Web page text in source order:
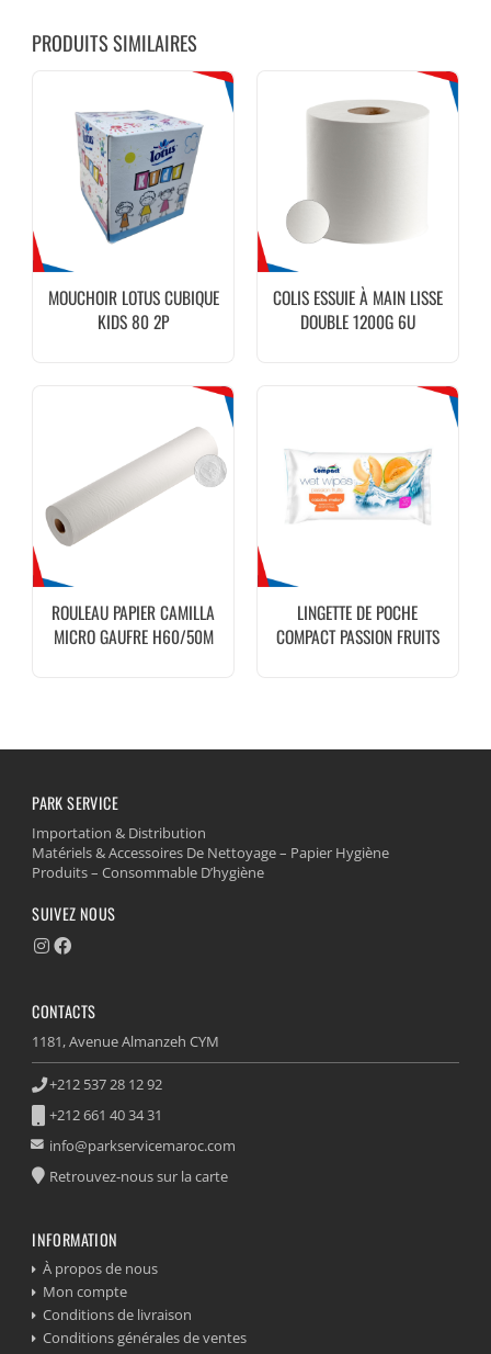
PRODUITS SIMILAIRES
MOUCHOIR LOTUS CUBIQUE
KIDS 80 2P
COLIS ESSUIE À MAIN LISSE
DOUBLE 1200G 6U
ROULEAU PAPIER CAMILLA
MICRO GAUFRE H60/50M
LINGETTE DE POCHE
COMPACT PASSION FRUITS
PARK SERVICE
Importation & Distribution
Matériels & Accessoires De Nettoyage – Papier Hygiène
Produits – Consommable D’hygiène
SUIVEZ NOUS
CONTACTS
1181, Avenue Almanzeh CYM
+212 537 28 12 92
+212 661 40 34 31
info@parkservicemaroc.com
Retrouvez-nous sur la carte
INFORMATION
À propos de nous
Mon compte
Conditions de livraison
Conditions générales de ventes